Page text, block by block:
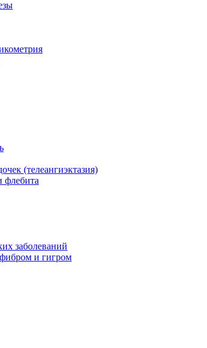
(телеангиэктазия)
флебита
заболеваний
и гигром